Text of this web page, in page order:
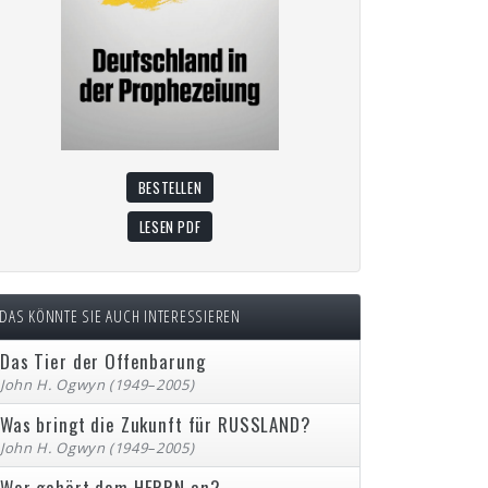
BESTELLEN
LESEN PDF
DAS KÖNNTE SIE AUCH INTERESSIEREN
Das Tier der Offenbarung
John H. Ogwyn (1949–2005)
Was bringt die Zukunft für RUSSLAND?
John H. Ogwyn (1949–2005)